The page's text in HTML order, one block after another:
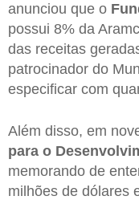
anunciou que o
possui 8% da
das receitas
patrocinador do
especificar com
Além disso, em
para o
memorando de
milhões de dólares